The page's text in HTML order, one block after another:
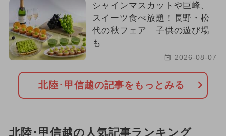
シャインマスカットや巨峰、
スイーツ食べ放題！長野・松
代の秋フェア 子供の遊び場
も
2026-08-07
北陸･甲信越の記事をもっとみる
北陸･甲信越の人気記事ランキング